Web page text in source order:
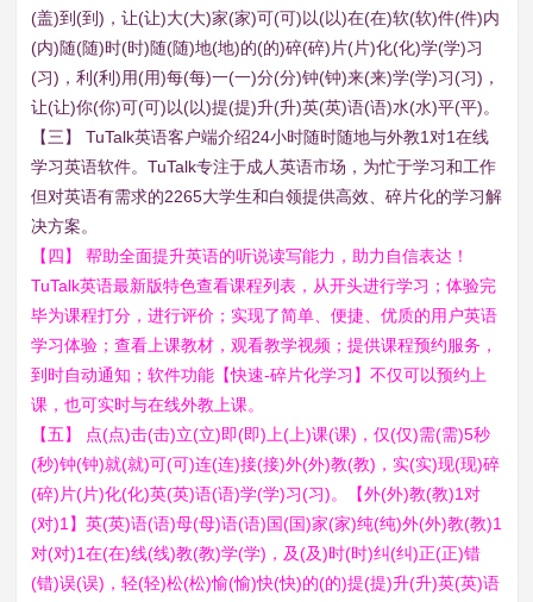
(盖)到(到)，让(让)大(大)家(家)可(可)以(以)在(在)软(软)件(件)内
(内)随(随)时(时)随(随)地(地)的(的)碎(碎)片(片)化(化)学(学)习
(习)，利(利)用(用)每(每)一(一)分(分)钟(钟)来(来)学(学)习(习)，
让(让)你(你)可(可)以(以)提(提)升(升)英(英)语(语)水(水)平(平)。
【三】 TuTalk英语客户端介绍24小时随时随地与外教1对1在线
学习英语软件。TuTalk专注于成人英语市场，为忙于学习和工作
但对英语有需求的2265大学生和白领提供高效、碎片化的学习解
决方案。
【四】 帮助全面提升英语的听说读写能力，助力自信表达！
TuTalk英语最新版特色查看课程列表，从开头进行学习；体验完
毕为课程打分，进行评价；实现了简单、便捷、优质的用户英语
学习体验；查看上课教材，观看教学视频；提供课程预约服务，
到时自动通知；软件功能【快速-碎片化学习】不仅可以预约上
课，也可实时与在线外教上课。
【五】 点(点)击(击)立(立)即(即)上(上)课(课)，仅(仅)需(需)5秒
(秒)钟(钟)就(就)可(可)连(连)接(接)外(外)教(教)，实(实)现(现)碎
(碎)片(片)化(化)英(英)语(语)学(学)习(习)。【外(外)教(教)1对
(对)1】英(英)语(语)母(母)语(语)国(国)家(家)纯(纯)外(外)教(教)1
对(对)1在(在)线(线)教(教)学(学)，及(及)时(时)纠(纠)正(正)错
(错)误(误)，轻(轻)松(松)愉(愉)快(快)的(的)提(提)升(升)英(英)语